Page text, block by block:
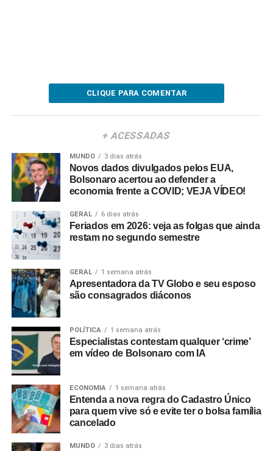
CLIQUE PARA COMENTAR
+ ACESSADAS
MUNDO 3 dias atrás
Novos dados divulgados pelos EUA,
Bolsonaro acertou ao defender a
economia frente a COVID; VEJA VÍDEO!
GERAL 6 dias atrás
Feriados em 2026: veja as folgas que ainda
restam no segundo semestre
GERAL 1 semana atrás
Apresentadora da TV Globo e seu esposo
são consagrados diáconos
POLÍTICA 1 semana atrás
Especialistas contestam qualquer ‘crime’
em vídeo de Bolsonaro com IA
ECONOMIA 1 semana atrás
Entenda a nova regra do Cadastro Único
para quem vive só e evite ter o bolsa família
cancelado
MUNDO 3 dias atrás